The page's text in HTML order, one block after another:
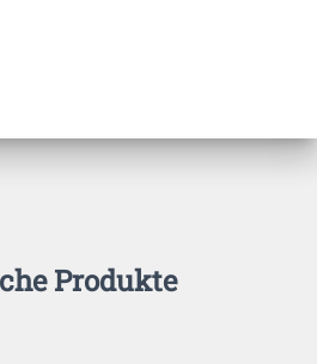
Produkte